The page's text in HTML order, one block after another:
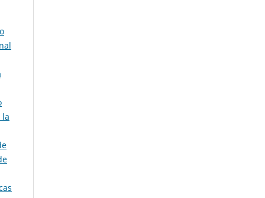
la